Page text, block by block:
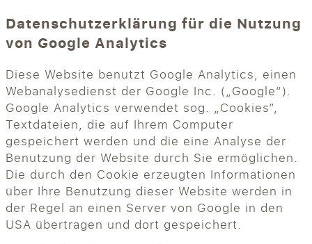
Datenschutzerklärung für die Nutzung
von Google Analytics
Diese Website benutzt Google Analytics, einen
Webanalysedienst der Google Inc. („Google“).
Google Analytics verwendet sog. „Cookies“,
Textdateien, die auf Ihrem Computer
gespeichert werden und die eine Analyse der
Benutzung der Website durch Sie ermöglichen.
Die durch den Cookie erzeugten Informationen
über Ihre Benutzung dieser Website werden in
der Regel an einen Server von Google in den
USA übertragen und dort gespeichert.